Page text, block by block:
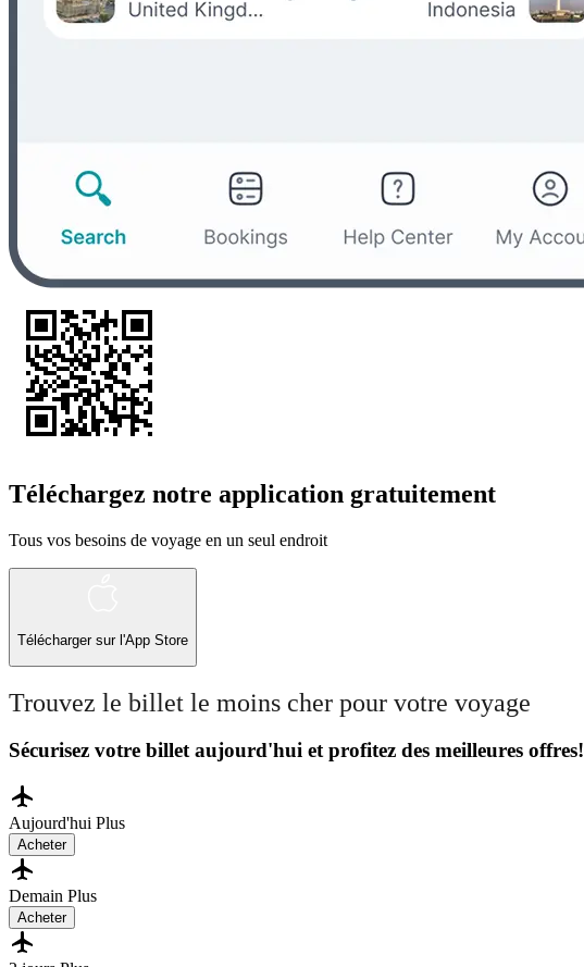
Téléchargez notre application gratuitement
Tous vos besoins de voyage en un seul endroit
Télécharger sur l'App Store
Trouvez le billet le moins cher pour votre voyage
Sécurisez votre billet aujourd'hui et profitez des meilleures offres!
Aujourd'hui Plus
Acheter
Demain Plus
Acheter